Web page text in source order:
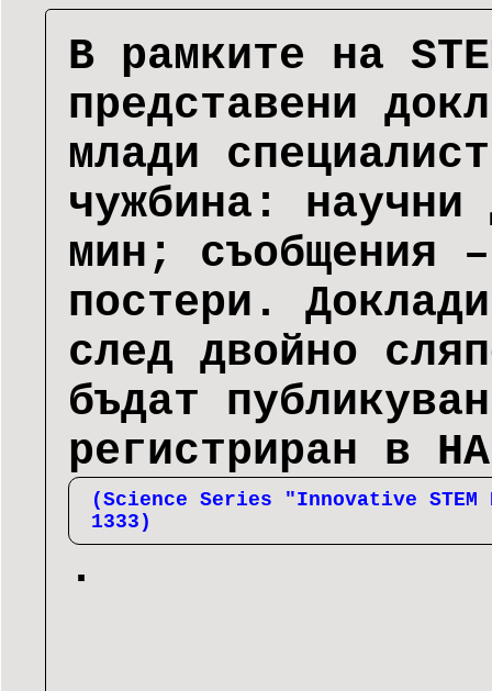
В рамките на
представени
млади
чужбина:
мин; съобщения
постери.
след двойно
бъдат
регистриран в
(Science Series "Innovative
1333)
.